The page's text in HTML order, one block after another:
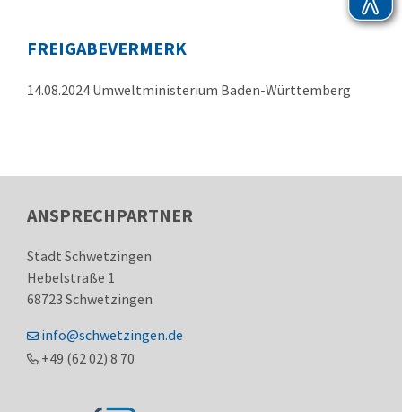
FREIGABEVERMERK
14.08.2024 Umweltministerium Baden-Württemberg
ANSPRECHPARTNER
Stadt Schwetzingen
Hebelstraße 1
68723 Schwetzingen
info@schwetzingen.de
+49 (6202) 8 70